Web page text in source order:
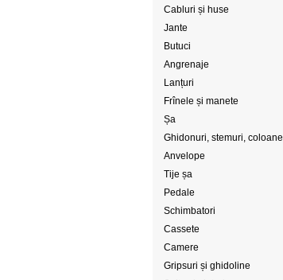
Cabluri și huse
Jante
Butuci
Angrenaje
Lanțuri
Frînele și manete
Șa
Ghidonuri, stemuri, coloane
de direcție
Anvelope
Tije șa
Pedale
Schimbatori
Cassete
Camere
Gripsuri și ghidoline